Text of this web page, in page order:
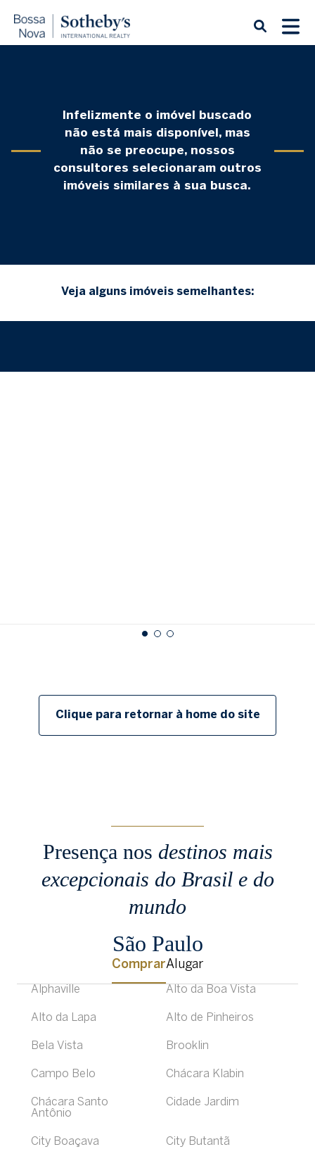
Infelizmente o imóvel buscado
não está mais disponível, mas
não se preocupe, nossos
consultores selecionaram outros
imóveis similares à sua busca.
Veja alguns imóveis semelhantes:
Clique para retornar à home do site
Presença nos destinos mais
excepcionais do Brasil e do
mundo
São Paulo
ComprarAlugar
Alphaville Alto da Boa Vista
Alto da Lapa Alto de Pinheiros
Bela Vista Brooklin
Campo Belo Chácara Klabin
Chácara Santo
Antônio
Cidade Jardim
City Boaçava City Butantã